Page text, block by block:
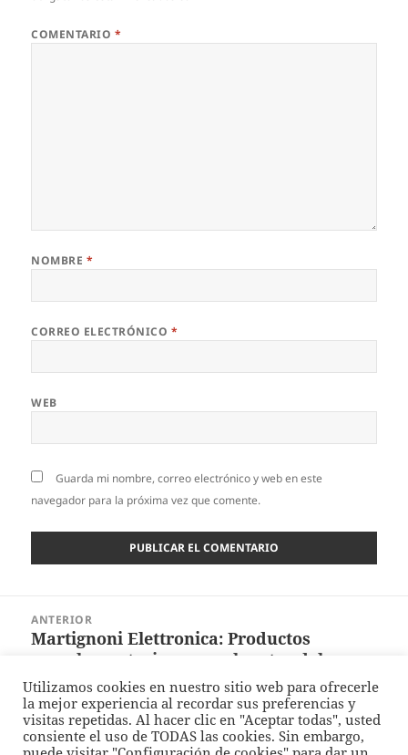
COMENTARIO *
NOMBRE *
CORREO ELECTRÓNICO *
WEB
Guarda mi nombre, correo electrónico y web en este
navegador para la próxima vez que comente.
entradas
ANTERIOR
Entrada
anterior:
Martignoni Elettronica: Productos
complementarios para el sector del
material plástico
SIGUIENTE
Entrada
Feba SRL: Cortadoras-rebobinadoras de
Utilizamos cookies en nuestro sitio web para ofrecerle
la mejor experiencia al recordar sus preferencias y
visitas repetidas. Al hacer clic en "Aceptar todas", usted
consiente el uso de TODAS las cookies. Sin embargo,